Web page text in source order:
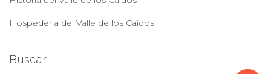
Hospedería del Valle de los Caídos
Buscar